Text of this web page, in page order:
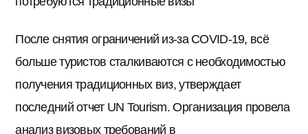
После снятия ограничений из-за COVID-19, всё
больше туристов сталкиваются с необходимостью
получения традиционных виз, утверждает
последний отчет UN Tourism. Организация провела
анализ визовых требований в